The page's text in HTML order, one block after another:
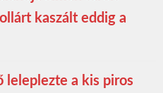
kaszált eddig a
leleplezte a kis piros